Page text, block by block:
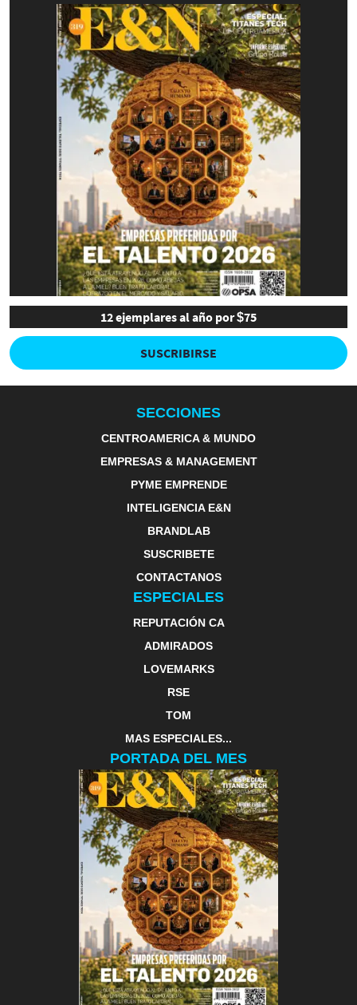
12 ejemplares al año por $75
SUSCRIBIRSE
SECCIONES
CENTROAMERICA & MUNDO
EMPRESAS & MANAGEMENT
PYME EMPRENDE
INTELIGENCIA E&N
BRANDLAB
SUSCRIBETE
CONTACTANOS
ESPECIALES
REPUTACIÓN CA
ADMIRADOS
LOVEMARKS
RSE
TOM
MAS ESPECIALES...
PORTADA DEL MES